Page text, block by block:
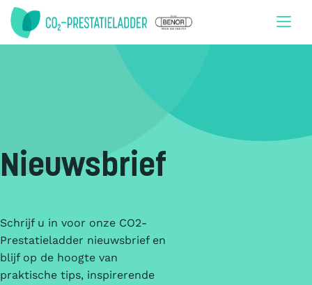
Nieuwsbrief
Schrijf u in voor onze CO2-
Prestatieladder nieuwsbrief en
blijf op de hoogte van
praktische tips, inspirerende